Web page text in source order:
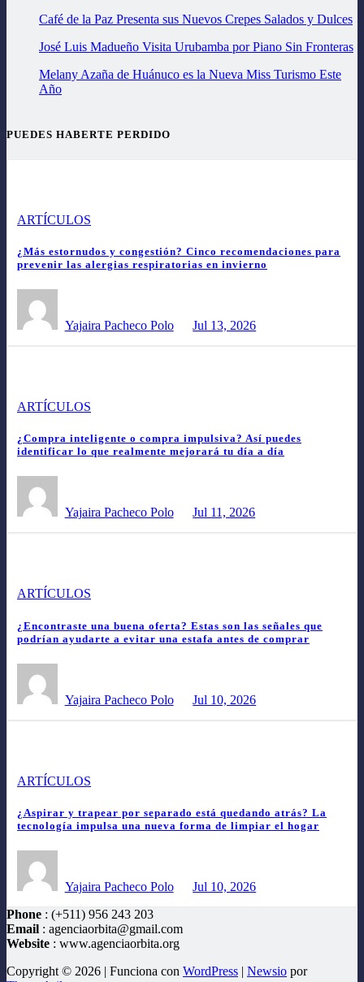
Café de la Paz Presenta sus Nuevos Crepes Salados y Dulces
José Luis Madueño Visita Urubamba por Piano Sin Fronteras
Melany Azaña de Huánuco es la Nueva Miss Turismo Este
Año
PUEDES HABERTE PERDIDO
ARTÍCULOS
¿Más estornudos y congestión? Cinco recomendaciones para
prevenir las alergias respiratorias en invierno
Yajaira Pacheco Polo Jul 13, 2026
ARTÍCULOS
¿Compra inteligente o compra impulsiva? Así puedes
identificar lo que realmente mejorará tu día a día
Yajaira Pacheco Polo Jul 11, 2026
ARTÍCULOS
¿Encontraste una buena oferta? Estas son las señales que
podrían ayudarte a evitar una estafa antes de comprar
Yajaira Pacheco Polo Jul 10, 2026
ARTÍCULOS
¿Aspirar y trapear por separado está quedando atrás? La
tecnología impulsa una nueva forma de limpiar el hogar
Yajaira Pacheco Polo
Jul 10, 2026
Phone : (+511) 956 243 203
Email : agenciaorbita@gmail.com
Website : www.agenciaorbita.org
Copyright © 2026 | Funciona con WordPress | Newsio por